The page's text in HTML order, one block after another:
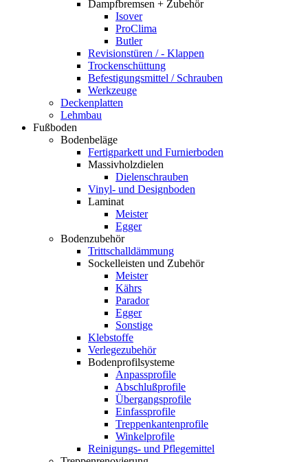
Dampfbremsen + Zubehör
Isover
ProClima
Butler
Revisionstüren / - Klappen
Trockenschüttung
Befestigungsmittel / Schrauben
Werkzeuge
Deckenplatten
Lehmbau
Fußboden
Bodenbeläge
Fertigparkett und Furnierboden
Massivholzdielen
Dielenschrauben
Vinyl- und Designboden
Laminat
Meister
Egger
Bodenzubehör
Trittschalldämmung
Sockelleisten und Zubehör
Meister
Kährs
Parador
Egger
Sonstige
Klebstoffe
Verlegezubehör
Bodenprofilsysteme
Anpassprofile
Abschlußprofile
Übergangsprofile
Einfassprofile
Treppenkantenprofile
Winkelprofile
Reinigungs- und Pflegemittel